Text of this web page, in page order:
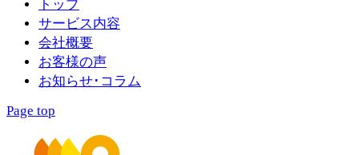
トップ
サービス内容
会社概要
お客様の声
お知らせ･コラム
Page top